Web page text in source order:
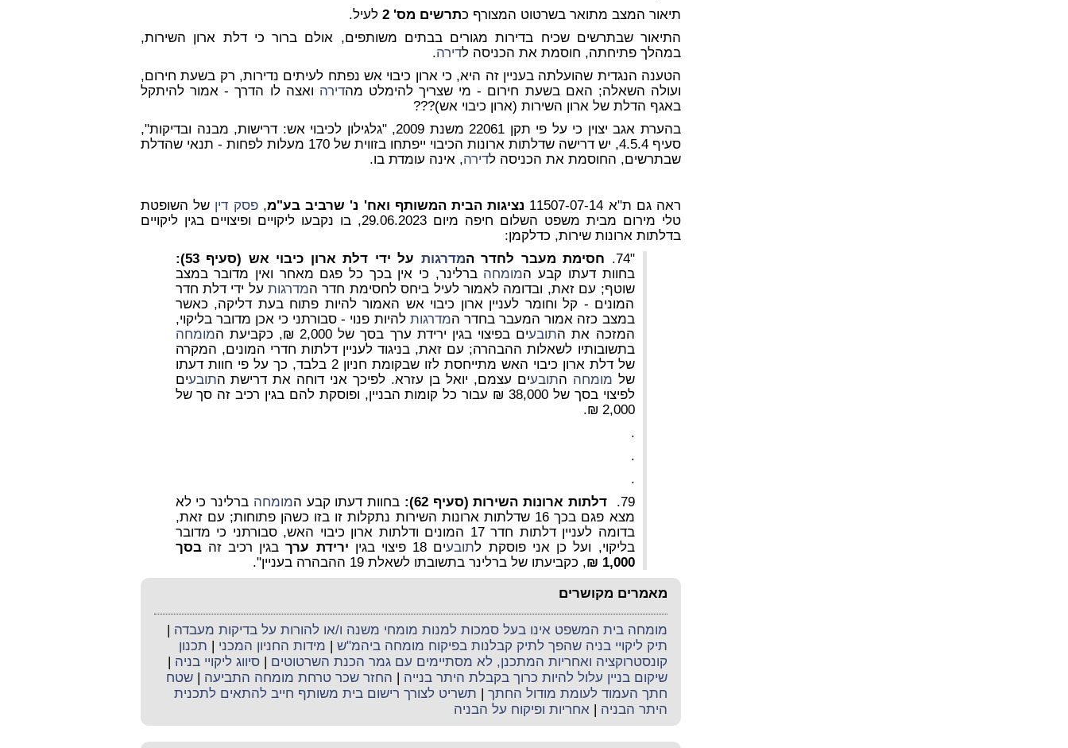
תיאור המצב מתואר בשרטוט המצורף כתרשים מס' 2
לעיל.
התיאור שבתרשים שכיח בדירות מגורים בבתים משותפים, אולם ברור כי דלת ארון השירות,
במהלך פתיחתה, חוסמת את הכניסה לדירה.
הטענה הנגדית שהועלתה בעניין זה היא, כי ארון כיבוי אש נפתח לעיתים נדירות, רק בשעת חירום,
ועולה השאלה; האםבשעת חירום - מי שצריך להימלט מהדירה ואצה לו הדרך - אמור להיתקל
באגף הדלת של ארון השירות (ארון כיבוי אש)???
בהערת אגב יצוין כי על פי תקן 22061 משנת 2009, "גלגילון לכיבוי אש: דרישות, מבנה ובדיקות",
סעיף 4.5.4, יש דרישה שדלתות ארונות הכיבוי ייפתחו בזווית של 170 מעלות לפחות - תנאי שהדלת
שבתרשים, החוסמת את הכניסה לדירה, אינה עומדת בו.
ראה גם ת"א 11507-07-14 נציגות הבית המשותף ואח' נ' שרביב בע"מ,פסק דין של השופטת
טלי מירום מבית משפט השלום חיפה מיום 29.06.2023, בו נקבעו ליקויים ופיצויים בגין ליקויים
בדלתות ארונות שירות, כדלקמן:
"74.
חסימת מעבר לחדר המדרגות על ידי דלת ארון כיבוי אש (סעיף 53):
בחוות דעתו קבע המומחה ברלינר, כי אין בכך כל פגם מאחר ואין מדובר במצב
שוטף; עם זאת, ובדומה לאמור לעיל ביחס לחסימת חדר המדרגותעל ידי דלת חדר
המונים - קל וחומר לעניין ארון כיבוי אש האמור להיות פתוח בעת דליקה, כאשר
במצב כזה אמור המעבר בחדר המדרגות להיות פנוי - סבורתני כי אכן מדובר בליקוי,
המזכה את התובעים בפיצוי בגין ירידת ערך בסך של 2,000 ₪, כקביעת ה
מומחה
בתשובותיו לשאלות ההבהרה; עם זאת, בניגוד לעניין דלתות חדרי המונים, המקרה
של דלת ארון כיבוי האש מתייחסת לזו שבקומת חניון 2 בלבד, כך על פי חוות דעתו
של מומחה התובעים עצמם, יואל בן עזרא. לפיכך אני דוחה את דרישת התובעים
לפיצוי בסך של 38,000 ₪ עבור כל קומות הבניין, ופוסקת להם בגין רכיב זה סך של
2,000 ₪.
.
.
.
79.
דלתות ארונותהשירות (סעיף 62): בחוות דעתו קבע המומחה ברלינר כי לא
מצא פגם בכך 16 שדלתות ארונות השירות נתקלות זו בזו כשהן פתוחות; עם זאת,
בדומה לעניין דלתות חדר 17 המונים ודלתות ארון כיבוי האש, סבורתני כי מדובר
בליקוי, ועל כן אני פוסקת לתובעים 18 פיצוי בגין ירידת ערךבגין רכיב זהבסך
1,000 ₪
, כקביעתו של ברלינר בתשובתו לשאלת 19 ההבהרה בעניין".
מאמרים מקושרים
מומחה בית המשפט אינו בעל סמכות למנות מומחי משנה ו/או להורות על בדיקות מעבדה |
תיק ליקויי בניה שהפך לתיק קבלנות בפיקוח מומחה ביהמ"ש | מידות החניון המכני | תכנון
קונסטרוקציה ואחריות המתכנן, לא מסתיימים עם גמר הכנת השרטוטים | סיווג ליקויי בניה |
שיקום בניין עלול להיות כרוך בקבלת היתר בנייה | החזר שכר טרחת מומחה התביעה | שטח
חתך העמוד לעומת מודול החתך | תשריט לצורך רישום בית משותף חייב להתאים לתכנית
היתר הבניה | אחריות ופיקוח על הבניה